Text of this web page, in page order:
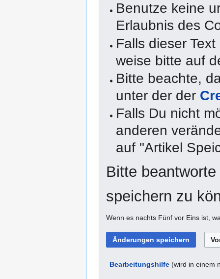
Benutze keine
Erlaubnis des
Falls dieser
weise bitte auf
Bitte beachte,
unter der der
Falls Du nicht
anderen
auf "Artikel
Bitte
speichern zu
Wenn es nachts Fünf vor Eins ist,
Bearbeitungshilfe (wird in einem